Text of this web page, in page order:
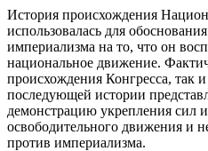
История происхождения
использовалась для
империализма на то, что он
национальное движение.
происхождения Конгресса, так
последующей истории
демонстрацию укрепления сил
освободительного движения и
против империализма.